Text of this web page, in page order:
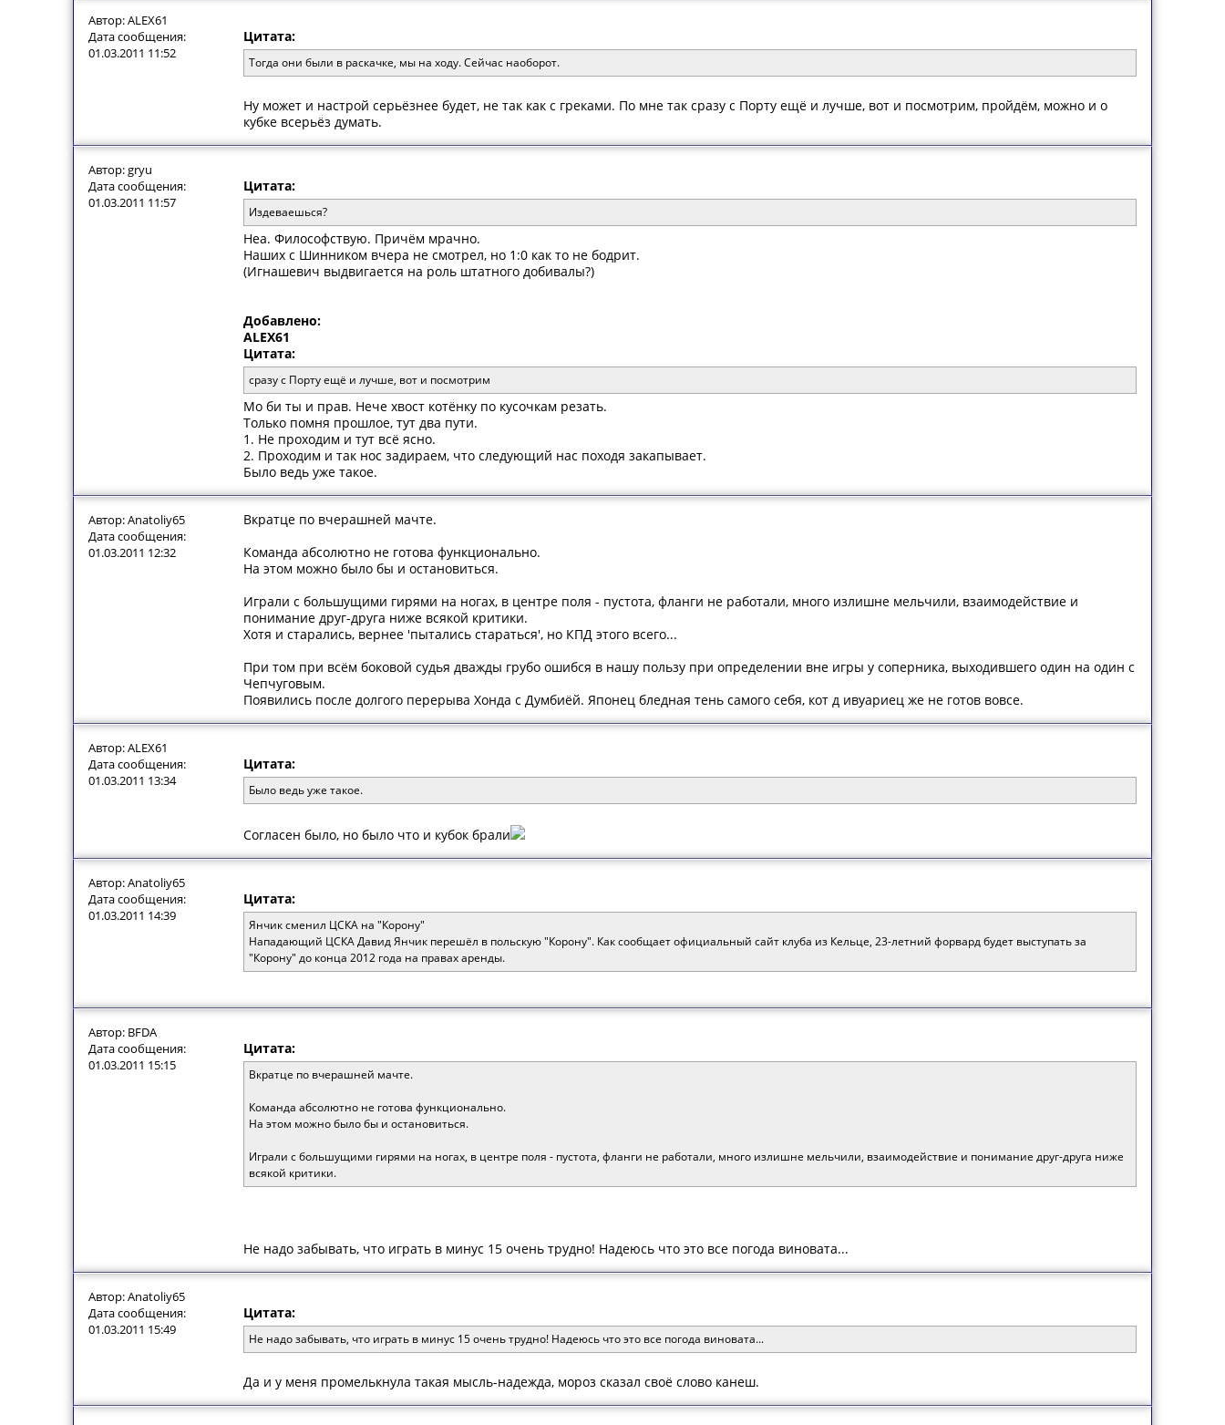
Автор: ALEX61
Дата сообщения:
01.03.2011 11:52
Цитата:
Тогда они были в раскачке, мы на ходу. Сейчас наоборот.
Ну может и настрой серьёзнее будет, не так как с греками. По мне так сразу с Порту ещё и лучше, вот и посмотрим, пройдём, можно и о
кубке всерьёз думать.
Автор: gryu
Дата сообщения:
01.03.2011 11:57
Цитата:
Издеваешься?
Неа. Философствую. Причём мрачно.
Наших с Шинником вчера не смотрел, но 1:0 как то не бодрит.
(Игнашевич выдвигается на роль штатного добивалы?)
Добавлено:
ALEX61
Цитата:
сразу с Порту ещё и лучше, вот и посмотрим
Мо би ты и прав. Нече хвост котёнку по кусочкам резать.
Только помня прошлое, тут два пути.
1. Не проходим и тут всё ясно.
2. Проходим и так нос задираем, что следующий нас походя закапывает.
Было ведь уже такое.
Автор: Anatoliy65
Дата сообщения:
01.03.2011 12:32
Вкратце по вчерашней мачте.
Команда абсолютно не готова функционально.
На этом можно было бы и остановиться.
Играли с большущими гирями на ногах, в центре поля - пустота, фланги не работали, много излишне мельчили, взаимодействие и
понимание друг-друга ниже всякой критики.
Хотя и старались, вернее 'пытались стараться', но КПД этого всего...
При том при всём боковой судья дважды грубо ошибся в нашу пользу при определении вне игры у соперника, выходившего один на один с
Чепчуговым.
Появились после долгого перерыва Хонда с Думбиёй. Японец бледная тень самого себя, кот д ивуариец же не готов вовсе.
Автор: ALEX61
Дата сообщения:
01.03.2011 13:34
Цитата:
Было ведь уже такое.
Согласен было, но было что и кубок брали
Автор: Anatoliy65
Дата сообщения:
01.03.2011 14:39
Цитата:
Янчик сменил ЦСКА на "Корону"
Нападающий ЦСКА Давид Янчик перешёл в польскую "Корону". Как сообщает официальный сайт клуба из Кельце, 23-летний форвард будет выступать за
"Корону" до конца 2012 года на правах аренды.
Автор: BFDA
Дата сообщения:
01.03.2011 15:15
Цитата:
Вкратце по вчерашней мачте.
Команда абсолютно не готова функционально.
На этом можно было бы и остановиться.
Играли с большущими гирями на ногах, в центре поля - пустота, фланги не работали, много излишне мельчили, взаимодействие и понимание друг-друга ниже
всякой критики.
Не надо забывать, что играть в минус 15 очень трудно! Надеюсь что это все погода виновата...
Автор: Anatoliy65
Дата сообщения:
01.03.2011 15:49
Цитата:
Не надо забывать, что играть в минус 15 очень трудно! Надеюсь что это все погода виновата...
Да и у меня промелькнула такая мысль-надежда, мороз сказал своё слово канеш.